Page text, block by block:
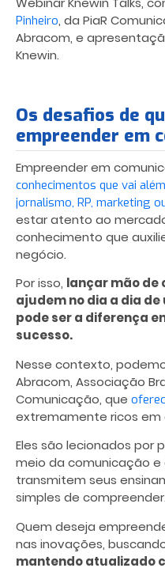
Pinheiro, da PiaR
Abracom, e
Knewin.
Os desafios de
empreender em
Empreender em
conhecimentos que vai
jornalismo, RP, marketing
estar atento ao
conhecimento que
negócio.
Por isso, lançar mão de
ajudem no dia a dia
pode ser a diferença
sucesso.
Nesse contexto,
Abracom, Associação
Comunicação, que
extremamente ricos em
Eles são lecionados por
meio da comunicação
transmitem seus
simples de compreender.
Quem deseja
nas inovações,
mantendo atualizado